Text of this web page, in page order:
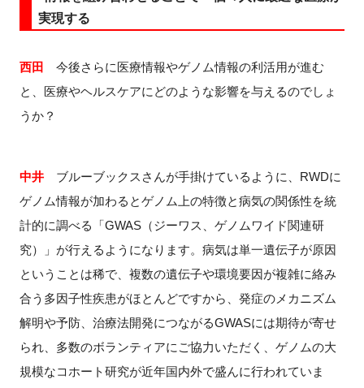
実現する
西田
今後さらに医療情報やゲノム情報の利活用が進む
と、医療やヘルスケアにどのような影響を与えるのでしょ
うか？
中井ブルーブックスさんが手掛けているように、 RWDに
ゲノム情報が加わるとゲノム上の特徴と病気の関係性を統
計的に調べる「GWAS（ジーワス、ゲノムワイド関連研
究）」が行えるようになります。病気は単一遺伝子が原因
ということは稀で、複数の遺伝子や環境要因が複雑に絡み
合う多因子性疾患がほとんどですから、発症のメカニズム
解明や予防、治療法開発につながるGWASには期待が寄せ
られ、多数のボランティアにご協力いただく、ゲノムの大
規模なコホート研究が近年国内外で盛んに行われていま